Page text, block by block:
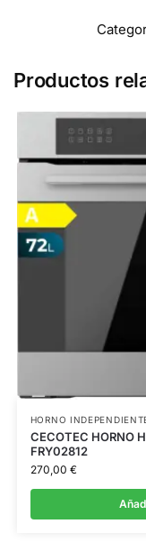
Productos
HORNO
CECOTEC HORNO
FRY02812
270,00 €